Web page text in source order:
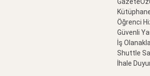
Öğrenci
Güvenli
İş
Shuttle
İhale